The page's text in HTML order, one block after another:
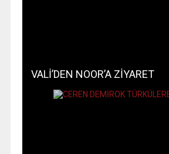
VALİ’DEN NOOR’A ZİYARET